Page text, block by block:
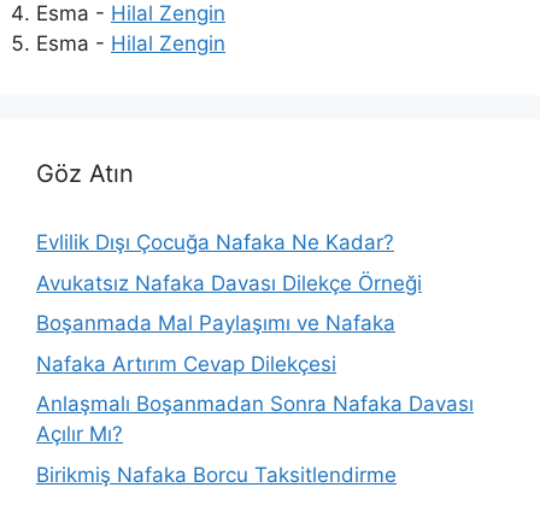
Esma - Hilal Zengin
Esma - Hilal Zengin
Göz Atın
Evlilik Dışı Çocuğa Nafaka Ne Kadar?
Avukatsız Nafaka Davası Dilekçe Örneği
Boşanmada Mal Paylaşımı ve Nafaka
Nafaka Artırım Cevap Dilekçesi
Anlaşmalı Boşanmadan Sonra Nafaka Davası
Açılır Mı?
Birikmiş Nafaka Borcu Taksitlendirme